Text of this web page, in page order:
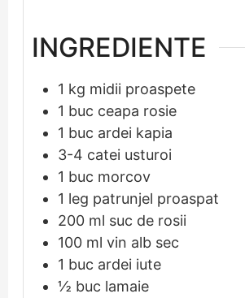
INGREDIENTE
1 kg midii proaspete
1 buc ceapa rosie
1 buc ardei kapia
3-4 catei usturoi
1 buc morcov
1 leg patrunjel proaspat
200 ml suc de rosii
100 ml vin alb sec
1 buc ardei iute
½ buc lamaie